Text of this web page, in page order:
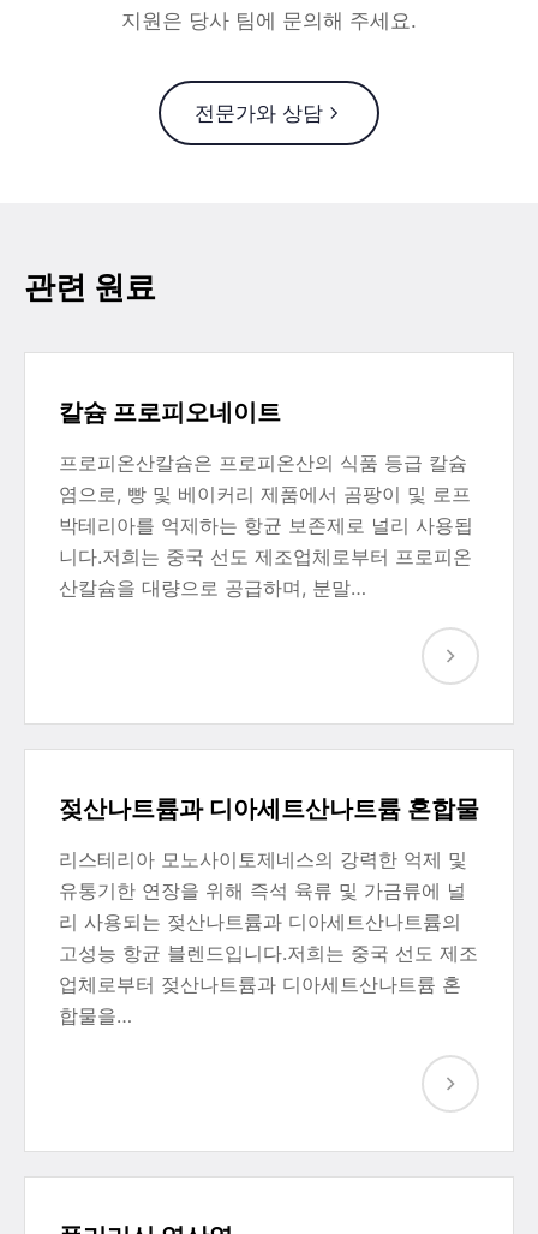
지원은 당사 팀에 문의해 주세요.
전문가와 상담
관련 원료
칼슘 프로피오네이트
프로피온산칼슘은 프로피온산의 식품 등급 칼슘
염으로, 빵 및 베이커리 제품에서 곰팡이 및 로프
박테리아를 억제하는 항균 보존제로 널리 사용됩
니다.저희는 중국 선도 제조업체로부터 프로피온
산칼슘을 대량으로 공급하며, 분말…
젖산나트륨과 디아세트산나트륨 혼합물
리스테리아 모노사이토제네스의 강력한 억제 및
유통기한 연장을 위해 즉석 육류 및 가금류에 널
리 사용되는 젖산나트륨과 디아세트산나트륨의
고성능 항균 블렌드입니다.저희는 중국 선도 제조
업체로부터 젖산나트륨과 디아세트산나트륨 혼
합물을…